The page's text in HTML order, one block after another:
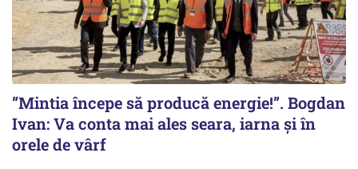
”Mintia începe să producă energie!”. Bogdan
Ivan: Va conta mai ales seara, iarna și în
orele de vârf